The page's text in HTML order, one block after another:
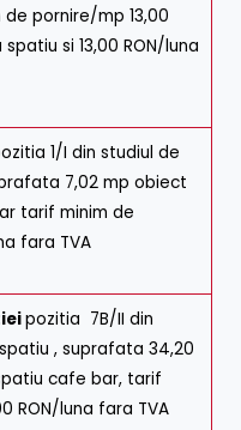
pornire/mp 13,00
si 13,00 RON/luna
1/I din studiul de
7,02 mp obiect
tarif minim de
fara TVA
pozitia 7B/II din
, suprafata 34,20
cafe bar, tarif
RON/luna fara TVA